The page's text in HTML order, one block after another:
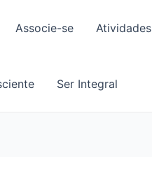
Associe-se Atividades
Ser Integral